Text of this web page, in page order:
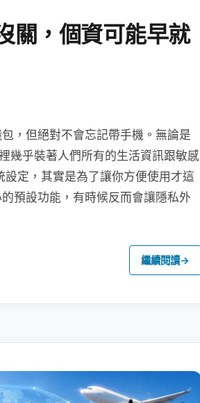
關，個資可能早就
，但絕對不會忘記帶手機。無論是
幾乎裝著人們所有的生活資訊跟敏感
定，其實是為了讓你方便使用才這
預設功能，有時候反而會讓隱私外
繼續閱讀→